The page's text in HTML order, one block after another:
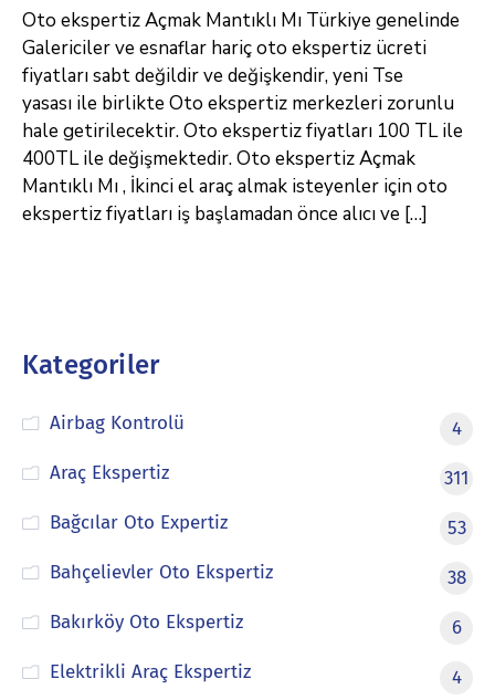
Oto ekspertiz Açmak Mantıklı Mı Türkiye genelinde
Galericiler ve esnaflar hariç oto ekspertiz ücreti
fiyatları sabt değildir ve değişkendir, yeni Tse
yasası ile birlikte Oto ekspertiz merkezleri zorunlu
hale getirilecektir. Oto ekspertiz fiyatları 100 TL ile
400TL ile değişmektedir. Oto ekspertiz Açmak
Mantıklı Mı , İkinci el araç almak isteyenler için oto
ekspertiz fiyatları iş başlamadan önce alıcı ve […]
Kategoriler
Airbag Kontrolü
4
Araç Ekspertiz
311
Bağcılar Oto Expertiz
53
Bahçelievler Oto Ekspertiz
38
Bakırköy Oto Ekspertiz
6
Elektrikli Araç Ekspertiz
4